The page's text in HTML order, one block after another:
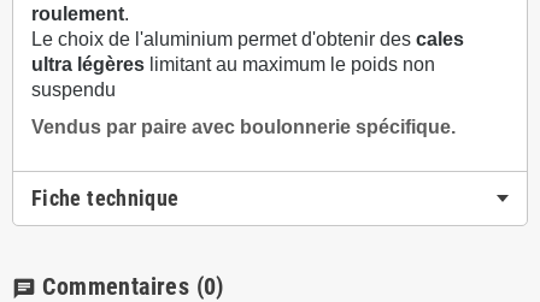
roulement.
Le choix de l'aluminium permet d'obtenir des cales
ultra légères limitant au maximum le poids non
suspendu
Vendus par paire avec boulonnerie spécifique.
Fiche technique
chat Commentaires (0)